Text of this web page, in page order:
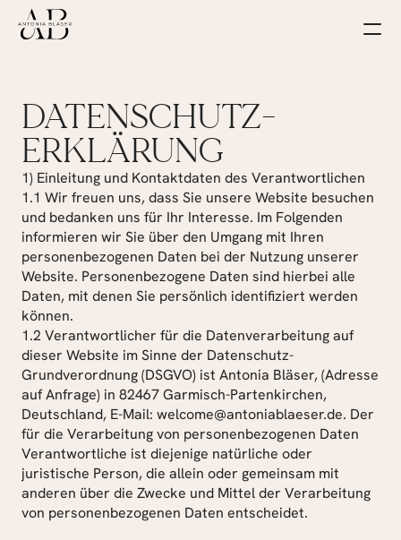
DATENSCHUTZ-
ERKLÄRUNG
1) Einleitung und Kontaktdaten des Verantwortlichen
1.1 Wir freuen uns, dass Sie unsere Website besuchen
und bedanken uns für Ihr Interesse. Im Folgenden
informieren wir Sie über den Umgang mit Ihren
personenbezogenen Daten bei der Nutzung unserer
Website. Personenbezogene Daten sind hierbei alle
Daten, mit denen Sie persönlich identifiziert werden
können.
1.2 Verantwortlicher für die Datenverarbeitung auf
dieser Website im Sinne der Datenschutz-
Grundverordnung (DSGVO) ist Antonia Bläser, (Adresse
auf Anfrage) in 82467 Garmisch-Partenkirchen,
Deutschland, E-Mail: welcome@antoniablaeser.de. Der
für die Verarbeitung von personenbezogenen Daten
Verantwortliche ist diejenige natürliche oder
juristische Person, die allein oder gemeinsam mit
anderen über die Zwecke und Mittel der Verarbeitung
von personenbezogenen Daten entscheidet.